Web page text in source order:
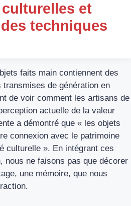
et
techniques
faits main contiennent des
de génération en
de voir comment les artisans de
actuelle de la valeur
a démontré que « les objets
connexion avec le patrimoine
culturelle ». En intégrant ces
nous ne faisons pas que décorer
une mémoire, que nous